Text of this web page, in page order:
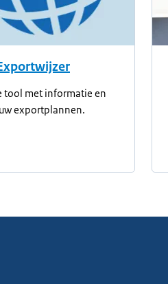
tool met informatie en
exportplannen.